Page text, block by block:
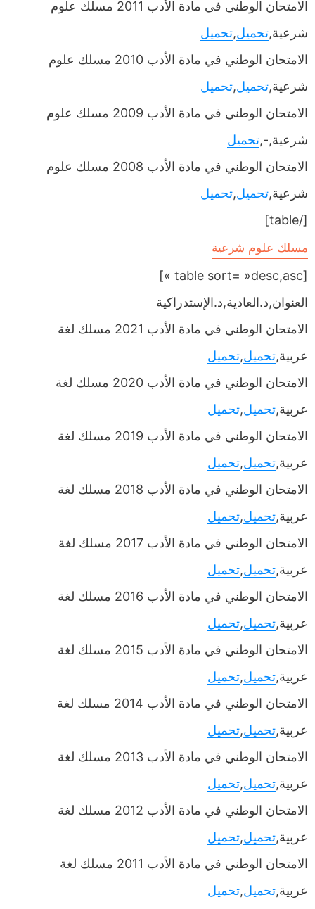
الامتحان الوطني في مادة الأدب 2011 مسلك علوم
شرعية,تحميل,تحميل
الامتحان الوطني في مادة الأدب 2010 مسلك علوم
شرعية,تحميل,تحميل
الامتحان الوطني في مادة الأدب 2009 مسلك علوم
شرعية,-,تحميل
الامتحان الوطني في مادة الأدب 2008 مسلك علوم
شرعية,تحميل,تحميل
[/table]
مسلك علوم شرعية
[table sort= »desc,asc »]
العنوان,د.العادية,د.الإستدراكية
الامتحان الوطني في مادة الأدب 2021 مسلك لغة
عربية,تحميل,تحميل
الامتحان الوطني في مادة الأدب 2020 مسلك لغة
عربية,تحميل,تحميل
الامتحان الوطني في مادة الأدب 2019 مسلك لغة
عربية,تحميل,تحميل
الامتحان الوطني في مادة الأدب 2018 مسلك لغة
عربية,تحميل,تحميل
الامتحان الوطني في مادة الأدب 2017 مسلك لغة
عربية,تحميل,تحميل
الامتحان الوطني في مادة الأدب 2016 مسلك لغة
عربية,تحميل,تحميل
الامتحان الوطني في مادة الأدب 2015 مسلك لغة
عربية,تحميل,تحميل
الامتحان الوطني في مادة الأدب 2014 مسلك لغة
عربية,تحميل,تحميل
الامتحان الوطني في مادة الأدب 2013 مسلك لغة
عربية,تحميل,تحميل
الامتحان الوطني في مادة الأدب 2012 مسلك لغة
عربية,تحميل,تحميل
الامتحان الوطني في مادة الأدب 2011 مسلك لغة
عربية,تحميل,تحميل